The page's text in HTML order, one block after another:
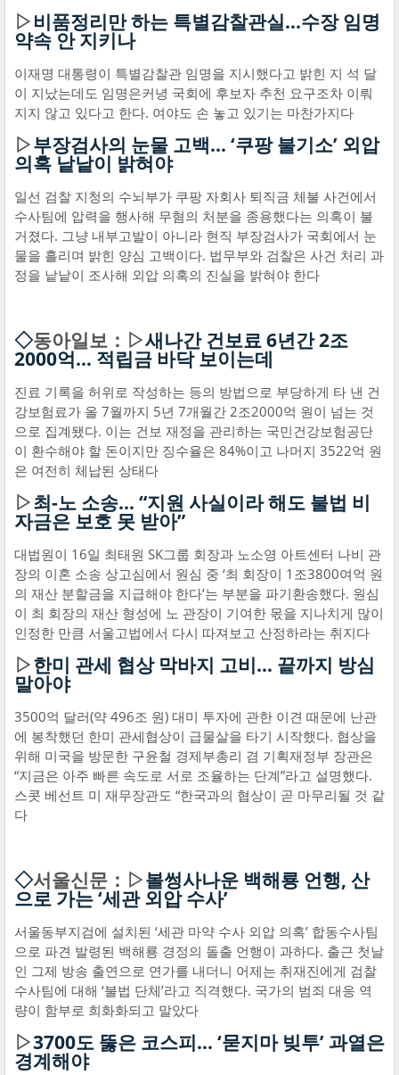
▷비품정리만 하는 특별감찰관실...수장 임명
약속 안 지키나
이재명 대통령이 특별감찰관 임명을 지시했다고 밝힌 지 석 달
이 지났는데도 임명은커녕 국회에 후보자 추천 요구조차 이뤄
지지 않고 있다고 한다. 여야도 손 놓고 있기는 마찬가지다
▷부장검사의 눈물 고백… ‘쿠팡 불기소’ 외압
의혹 낱낱이 밝혀야
일선 검찰 지청의 수뇌부가 쿠팡 자회사 퇴직금 체불 사건에서
수사팀에 압력을 행사해 무혐의 처분을 종용했다는 의혹이 불
거졌다. 그냥 내부고발이 아니라 현직 부장검사가 국회에서 눈
물을 흘리며 밝힌 양심 고백이다. 법무부와 검찰은 사건 처리 과
정을 낱낱이 조사해 외압 의혹의 진실을 밝혀야 한다
◇동아일보：▷새나간 건보료 6년간 2조
2000억… 적립금 바닥 보이는데
진료 기록을 허위로 작성하는 등의 방법으로 부당하게 타 낸 건
강보험료가 올 7월까지 5년 7개월간 2조2000억 원이 넘는 것
으로 집계됐다. 이는 건보 재정을 관리하는 국민건강보험공단
이 환수해야 할 돈이지만 징수율은 84%이고 나머지 3522억 원
은 여전히 체납된 상태다
▷최-노 소송… “지원 사실이라 해도 불법 비
자금은 보호 못 받아”
대법원이 16일 최태원 SK그룹 회장과 노소영 아트센터 나비 관
장의 이혼 소송 상고심에서 원심 중 ‘최 회장이 1조3800여억 원
의 재산 분할금을 지급해야 한다’는 부분을 파기환송했다. 원심
이 최 회장의 재산 형성에 노 관장이 기여한 몫을 지나치게 많이
인정한 만큼 서울고법에서 다시 따져보고 산정하라는 취지다
▷한미 관세 협상 막바지 고비… 끝까지 방심
말아야
3500억 달러(약 496조 원) 대미 투자에 관한 이견 때문에 난관
에 봉착했던 한미 관세협상이 급물살을 타기 시작했다. 협상을
위해 미국을 방문한 구윤철 경제부총리 겸 기획재정부 장관은
“지금은 아주 빠른 속도로 서로 조율하는 단계”라고 설명했다.
스콧 베선트 미 재무장관도 “한국과의 협상이 곧 마무리될 것 같
다
◇서울신문：▷볼썽사나운 백해룡 언행, 산
으로 가는 ‘세관 외압 수사’
서울동부지검에 설치된 ‘세관 마약 수사 외압 의혹’ 합동수사팀
으로 파견 발령된 백해룡 경정의 돌출 언행이 과하다. 출근 첫날
인 그제 방송 출연으로 연가를 내더니 어제는 취재진에게 검찰
수사팀에 대해 ‘불법 단체’라고 직격했다. 국가의 범죄 대응 역
량이 함부로 희화화되고 말았다
▷3700도 뚫은 코스피… ‘묻지마 빚투’ 과열은
경계해야